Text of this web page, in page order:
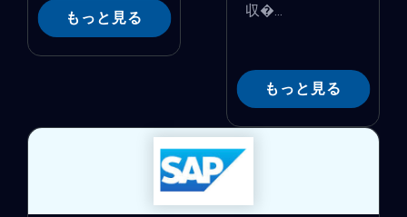
もっと見る
収�...
もっと見る